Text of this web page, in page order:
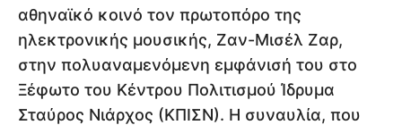
αθηναϊκό κοινό τον πρωτοπόρο της
ηλεκτρονικής μουσικής, Ζαν-Μισέλ Ζαρ,
στην πολυαναμενόμενη εμφάνισή του στο
Ξέφωτο του Κέντρου Πολιτισμού Ίδρυμα
Σταύρος Νιάρχος (ΚΠΙΣΝ). Η συναυλία, που